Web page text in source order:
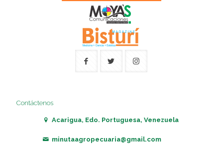
Contáctenos
Acarigua, Edo. Portuguesa, Venezuela
minutaagropecuaria@gmail.com